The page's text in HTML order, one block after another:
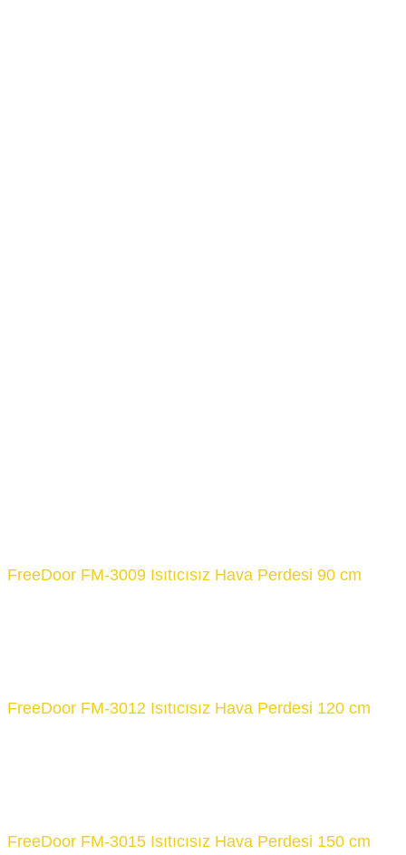
FreeDoor FM-3009 Isıtıcısız Hava Perdesi 90 cm
FreeDoor FM-3012 Isıtıcısız Hava Perdesi 120 cm
FreeDoor FM-3015 Isıtıcısız Hava Perdesi 150 cm